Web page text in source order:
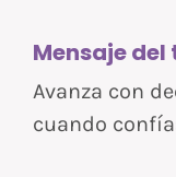
Mensaje
Avanza con
cuando